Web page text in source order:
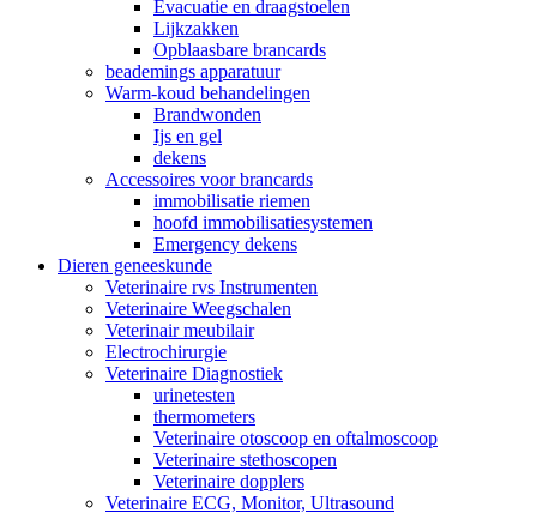
Evacuatie en draagstoelen
Lijkzakken
Opblaasbare brancards
beademings apparatuur
Warm-koud behandelingen
Brandwonden
Ijs en gel
dekens
Accessoires voor brancards
immobilisatie riemen
hoofd immobilisatiesystemen
Emergency dekens
Dieren geneeskunde
Veterinaire rvs Instrumenten
Veterinaire Weegschalen
Veterinair meubilair
Electrochirurgie
Veterinaire Diagnostiek
urinetesten
thermometers
Veterinaire otoscoop en oftalmoscoop
Veterinaire stethoscopen
Veterinaire dopplers
Veterinaire ECG, Monitor, Ultrasound